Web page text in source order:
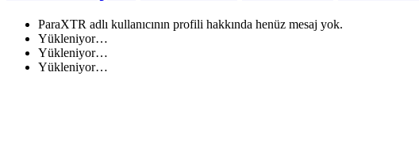
ParaXTR adlı kullanıcının profili hakkında henüz mesaj yok.
Yükleniyor…
Yükleniyor…
Yükleniyor…